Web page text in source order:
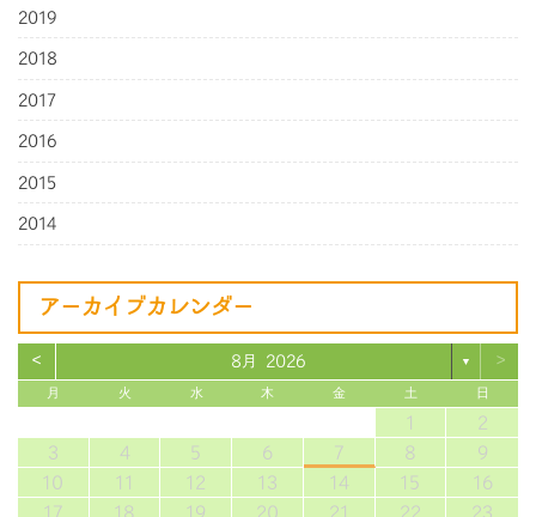
2019
2018
2017
2016
2015
2014
アーカイブカレンダー
< 8月 2026 ▼ >
月 火 水 木 金 土 日
1
2
3
4 5 6 7 8
9
10
11 12 13 14 15
16
17
18 19 20 21 22
23